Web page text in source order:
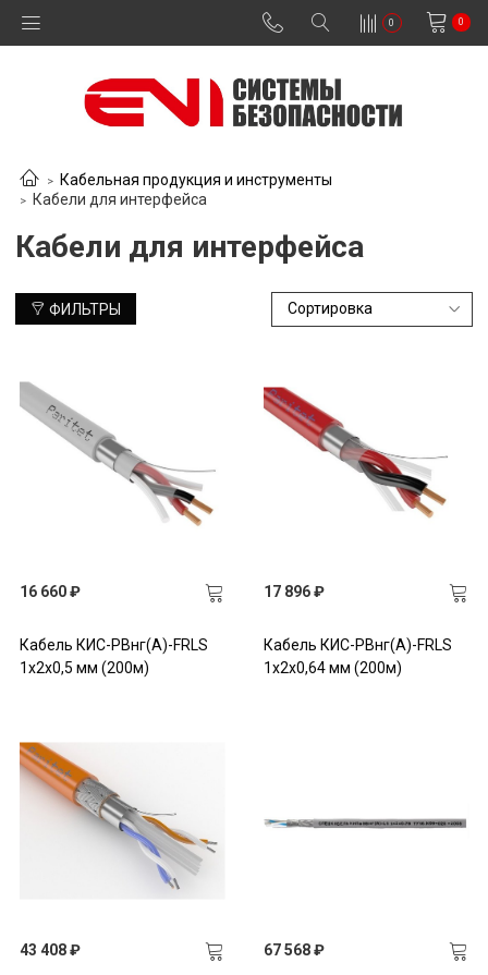
0 0
Кабельная продукция и инструменты
Кабели для интерфейса
Кабели для интерфейса
ФИЛЬТРЫ
16 660 ₽
Кабель КИС-РВнг(А)-FRLS
1х2х0,5 мм (200м)
17 896 ₽
Кабель КИС-РВнг(А)-FRLS
1х2х0,64 мм (200м)
43 408 ₽ 67 568 ₽